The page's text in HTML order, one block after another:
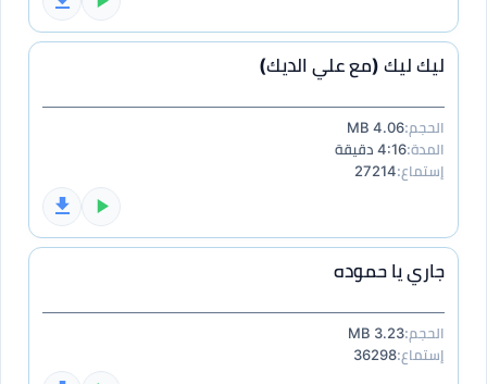
ليك ليك (مع علي الديك)
الحجم:4.06 MB
المدة:4:16 دقيقة
إستماع:27214
جاري يا حموده
الحجم:3.23 MB
إستماع:36298